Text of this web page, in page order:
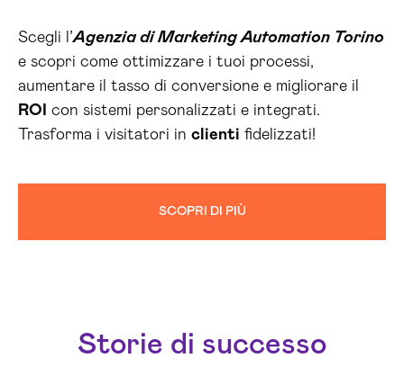
Scegli l’Agenzia di Marketing Automation Torino
e scopri come ottimizzare i tuoi processi,
aumentare il tasso di conversione e migliorare il
ROI
con sistemi personalizzati e integrati.
Trasforma i visitatori in clienti fidelizzati!
SCOPRI DI PIÙ
Storie di successo